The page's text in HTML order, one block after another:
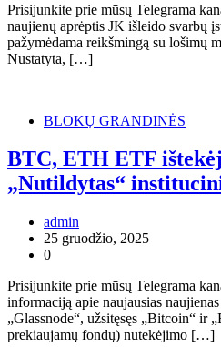
Prisijunkite prie mūsų Telegrama
naujienų aprėptis JK išleido svarbų
pažymėdama reikšmingą su lošimų
Nustatyta, […]
BLOKŲ GRANDINĖS
BTC, ETH ETF
„Nutildytas“
admin
25 gruodžio, 2025
0
Prisijunkite prie mūsų Telegrama
informaciją apie naujausias
„Glassnode“, užsitęsęs „Bitcoin“ ir
prekiaujamų fondų) nutekėjimo […]